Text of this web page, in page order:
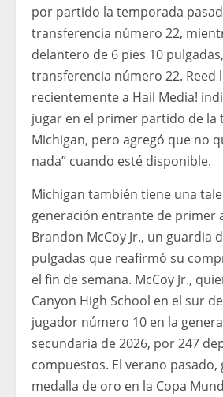
por partido la temporada
transferencia número 22,
delantero de 6 pies 10
transferencia número 22. Reed
recientemente a Hail Media!
jugar en el primer partido de la
Michigan, pero agregó que no
nada” cuando esté disponible.
Michigan también tiene una
generación entrante de primer
Brandon McCoy Jr., un guardia
pulgadas que reafirmó su
el fin de semana. McCoy Jr.,
Canyon High School en el sur
jugador número 10 en la
secundaria de 2026, por 247
compuestos. El verano pasado,
medalla de oro en la Copa